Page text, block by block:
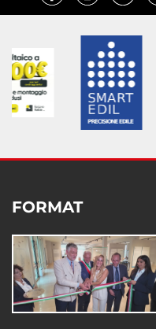
FORMAT